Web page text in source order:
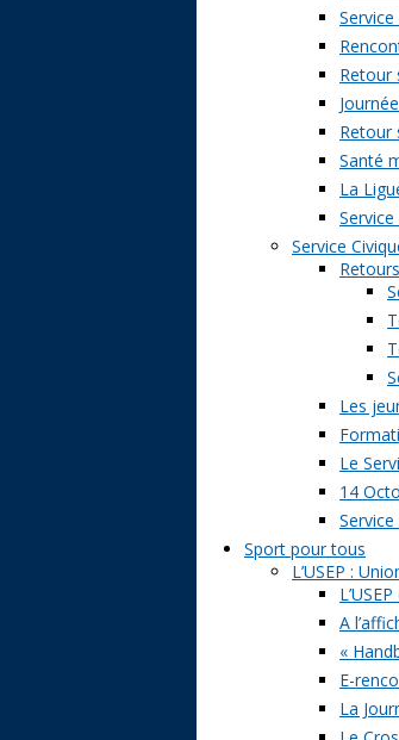
Retour
Retour
Santé
La
Service
Les
Le
14
Sport pour tous
L’USEP :
A
«
E-
La